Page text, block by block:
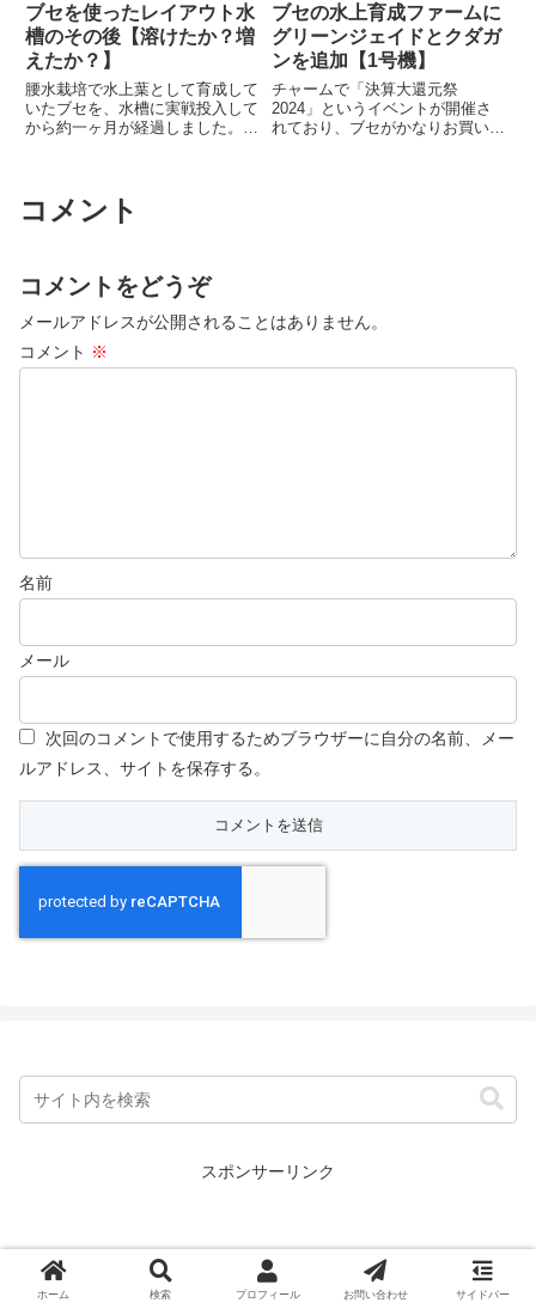
ブセを使ったレイアウト水
槽のその後【溶けたか？増
えたか？】
腰水栽培で水上葉として育成して
いたブセを、水槽に実戦投入して
から約一ヶ月が経過しました。無
の様子について、紹介していきた
いと思います。
ブセの水上育成ファームに
グリーンジェイドとクダガ
ンを追加【1号機】
チャームで「決算大還元祭
2024」というイベントが開催さ
れており、ブセがかなりお買い得
コメント
コメントをどうぞ
メールアドレスが公開されることはありません。
コメント ※
名前
メール
次回のコメントで使用するためブラウザーに自分の名前、メー
ルアドレス、サイトを保存する。
スポンサーリンク
ホーム 検索 プロフィール お問い合わせ サイドバー